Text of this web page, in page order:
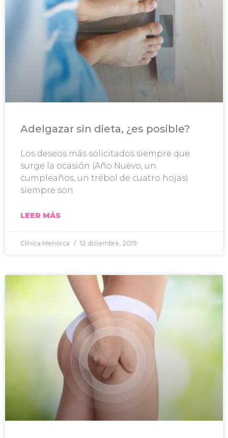
Adelgazar sin dieta, ¿es posible?
Los deseos más solicitados siempre que
surge la ocasión (Año Nuevo, un
cumpleaños, un trébol de cuatro hojas)
siempre son
LEER MÁS
Clínica Menorca 12 diciembre, 2019